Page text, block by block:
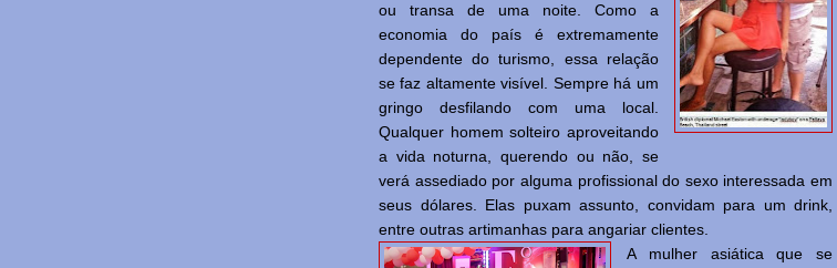
ou transa de uma noite. Como a
economia do país é extremamente
dependente do turismo, essa relação
se faz altamente visível. Sempre há um
gringo desfilando com uma local.
Qualquer homem solteiro aproveitando
a vida noturna, querendo ou não, se
verá assediado por alguma profissional do sexo interessada em
seus dólares. Elas puxam assunto, convidam para um drink,
entre outras artimanhas para angariar clientes.
A mulher asiática que se